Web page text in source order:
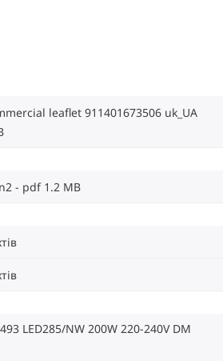
leaflet 911401673506 uk_UA
pdf 1.2 MB
LED285/NW 200W 220-240V DM